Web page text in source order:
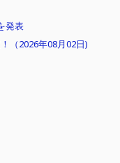
発表
（2026年08月02日)